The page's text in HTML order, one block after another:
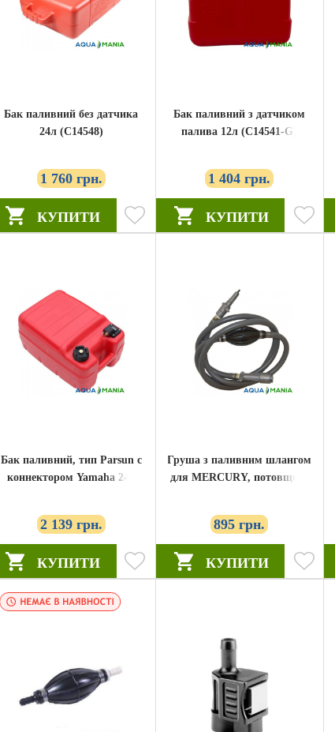
ЗНИЖКА!!!!!!!!!
Бак паливний без датчика
24л (C14548)
1 760 грн.
КУПИТИ
Бак паливний з датчиком
палива 12л (C14541-G)
1 404 грн.
КУПИТИ
Бак паливний, тип Parsun c
коннектором Yamaha 24л
2 139 грн.
КУПИТИ
Груша з паливним шлангом
для MERCURY, потовщена
895 грн.
КУПИТИ